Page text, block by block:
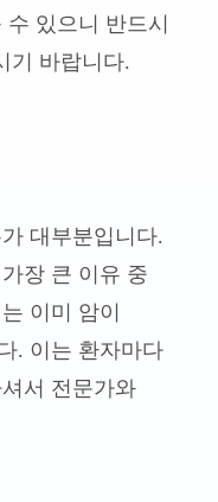
있으니 반드시
기 바랍니다.
대부분입니다.
장 큰 이유 중
이미 암이
. 이는 환자마다
서 전문가와